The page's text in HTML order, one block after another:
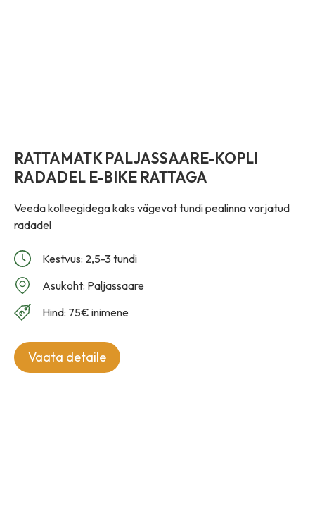
RATTAMATK PALJASSAARE-KOPLI
RADADEL E-BIKE RATTAGA
Veeda kolleegidega kaks vägevat tundi pealinna varjatud
radadel
Kestvus: 2,5-3 tundi
Asukoht: Paljassaare
Hind: 75€ inimene
Vaata detaile